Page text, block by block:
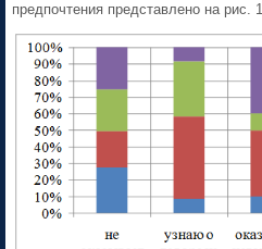
предпочтения представлено на рис.